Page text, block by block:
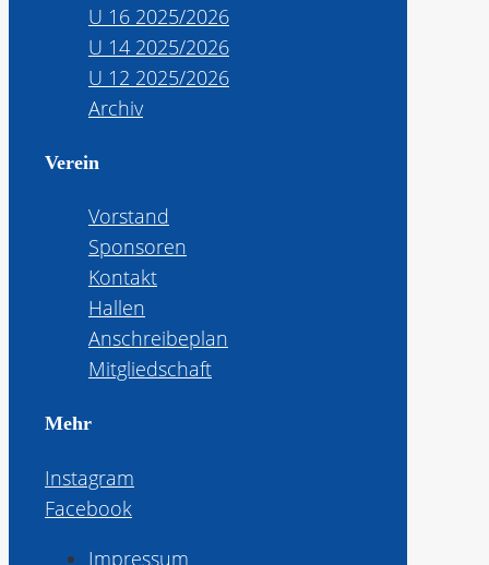
U 16 2025/2026
U 14 2025/2026
U 12 2025/2026
Archiv
Verein
Vorstand
Sponsoren
Kontakt
Hallen
Anschreibeplan
Mitgliedschaft
Mehr
Instagram
Facebook
Impressum